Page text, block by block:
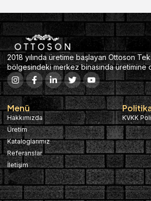
2018 yılında üretime başlayan Ottoson
bölgesindeki merkez binasında üretimine
Menü
Hakkımızda
Üretim
Kataloglarımız
Referanslar
İletişim
KVKK